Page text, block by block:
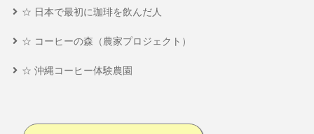
☆ 日本で最初に珈琲を飲んだ人
☆ コーヒーの森（農家プロジェクト）
☆ 沖縄コーヒー体験農園